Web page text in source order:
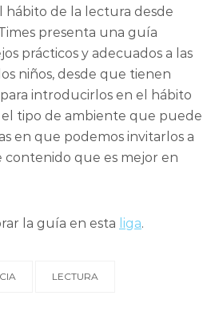
hábito de la lectura desde
presenta una guía
prácticos y adecuados a las
niños, desde que tienen
introducirlos en el hábito
tipo de ambiente que puede
en que podemos invitarlos a
contenido que es mejor en
la guía en esta liga.
LECTURA